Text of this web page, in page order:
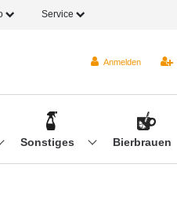
Service
Anmelden
Sonstiges Bierbrauen